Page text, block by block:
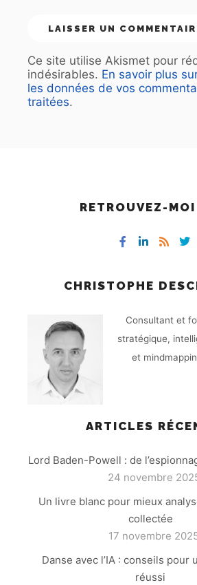
Ce site utilise Akismet pour
indésirables. En savoir plus
les données de vos
traitées.
RETROUVEZ-MOI
CHRISTOPHE
Consultant et
stratégique,
et
ARTICLES
Lord Baden-Powell : de
24 novembre
Un livre blanc pour mieux
collectée
17 novembre
Danse avec l’IA : conseils pour
réussi